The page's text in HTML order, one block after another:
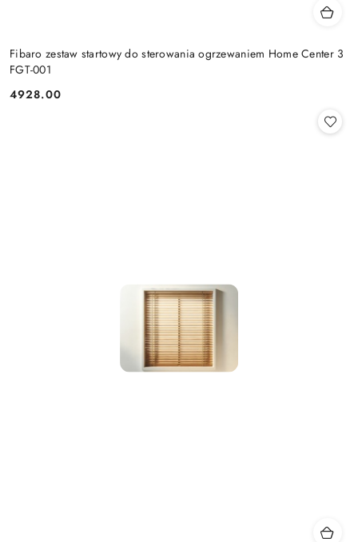
Fibaro zestaw startowy do sterowania ogrzewaniem Home Center 3
FGT-001
Cena:
4928.00